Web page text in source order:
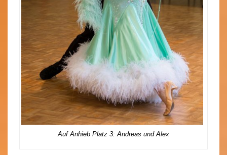
Auf Anhieb Platz 3: Andreas und Alex